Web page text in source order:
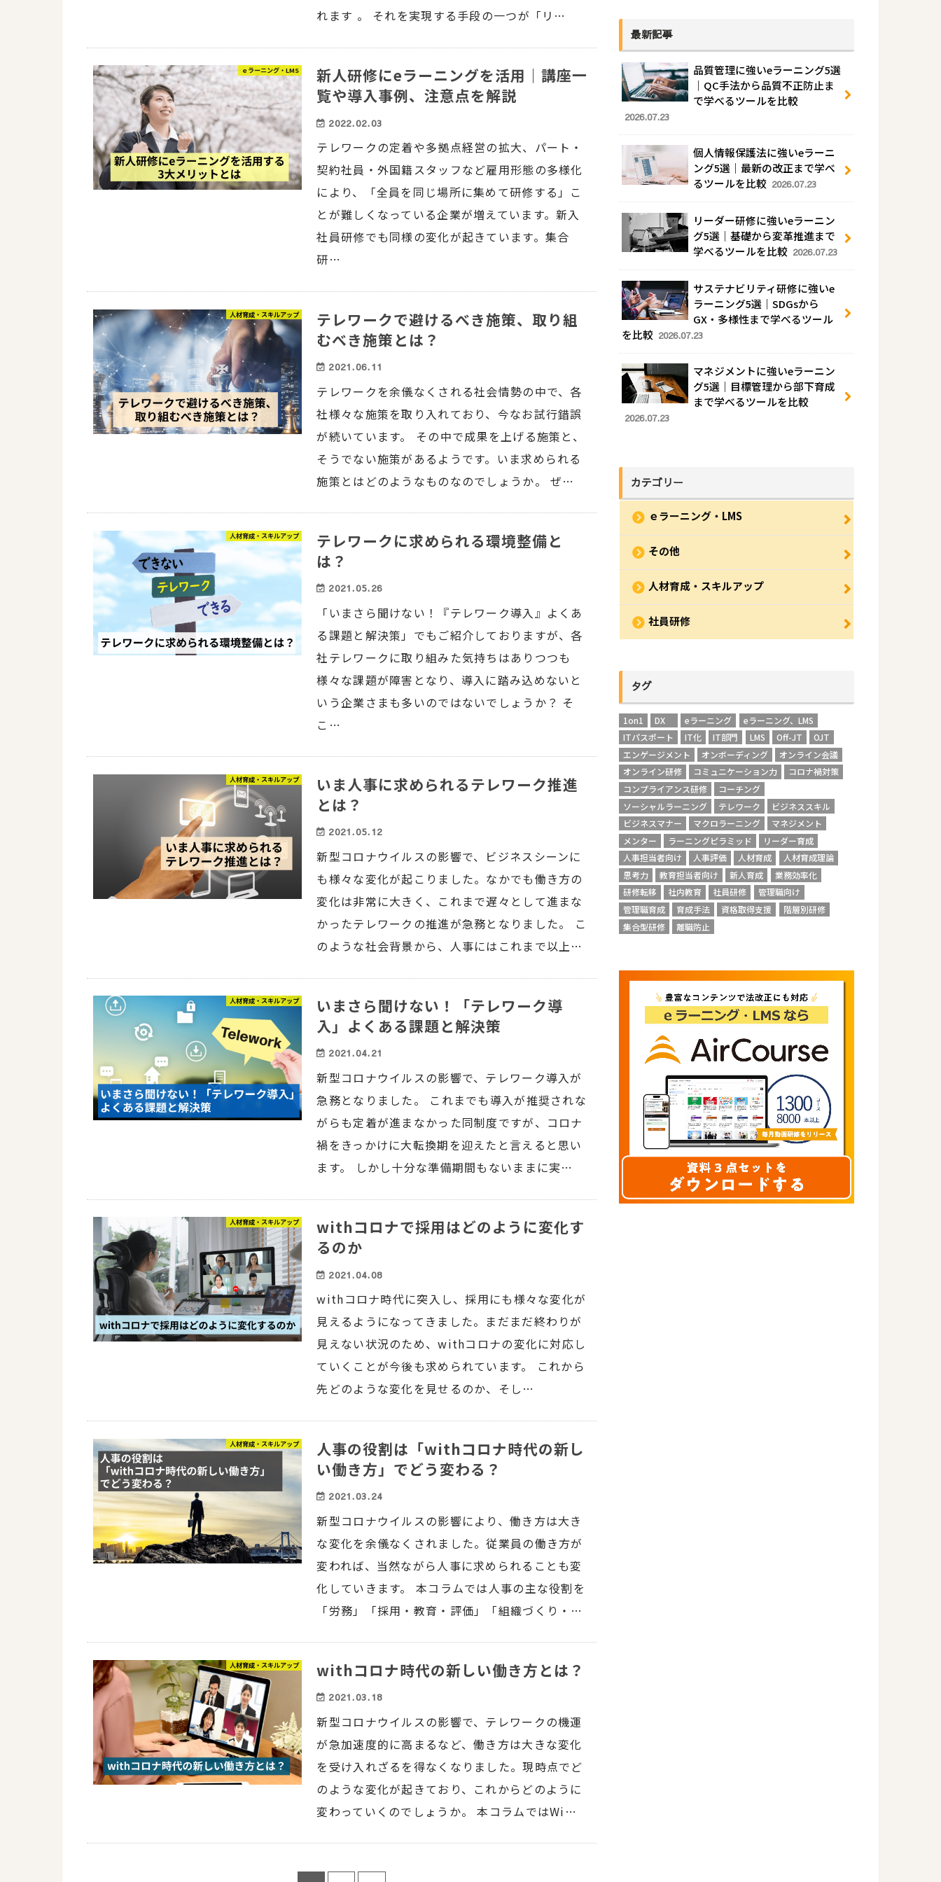
れます 。 それを実現する手段の一つが「リ…
ｅラーニング・LMS
新人研修にeラーニングを活用｜講座一
覧や導入事例、注意点を解説
2022.02.03
テレワークの定着や多拠点経営の拡大、パート・
契約社員・外国籍スタッフなど雇用形態の多様化
により、「全員を同じ場所に集めて研修する」こ
とが難しくなっている企業が増えています。新入
社員研修でも同様の変化が起きています。集合
研…
人材育成・スキルアップ
テレワークで避けるべき施策、取り組
むべき施策とは？
2021.06.11
テレワークを余儀なくされる社会情勢の中で、各
社様々な施策を取り入れており、今なお試行錯誤
が続いています。 その中で成果を上げる施策と、
そうでない施策があるようです。いま求められる
施策とはどのようなものなのでしょうか。 ぜ…
人材育成・スキルアップ
テレワークに求められる環境整備と
は？
2021.05.26
「いまさら聞けない！『テレワーク導入』よくあ
る課題と解決策」でもご紹介しておりますが、各
社テレワークに取り組みた気持ちはありつつも
様々な課題が障害となり、導入に踏み込めないと
いう企業さまも多いのではないでしょうか？ そ
こ…
人材育成・スキルアップ
いま人事に求められるテレワーク推進
とは？
2021.05.12
新型コロナウイルスの影響で、ビジネスシーンに
も様々な変化が起こりました。なかでも働き方の
変化は非常に大きく、これまで遅々として進まな
かったテレワークの推進が急務となりました。 こ
のような社会背景から、人事にはこれまで以上…
人材育成・スキルアップ
いまさら聞けない！「テレワーク導
入」よくある課題と解決策
2021.04.21
新型コロナウイルスの影響で、テレワーク導入が
急務となりました。 これまでも導入が推奨されな
がらも定着が進まなかった同制度ですが、コロナ
禍をきっかけに大転換期を迎えたと言えると思い
ます。 しかし十分な準備期間もないままに実…
人材育成・スキルアップ
withコロナで採用はどのように変化す
るのか
2021.04.08
withコロナ時代に突入し、採用にも様々な変化が
見えるようになってきました。まだまだ終わりが
見えない状況のため、withコロナの変化に対応し
ていくことが今後も求められています。 これから
先どのような変化を見せるのか、そし…
人材育成・スキルアップ
人事の役割は「withコロナ時代の新し
い働き方」でどう変わる？
2021.03.24
新型コロナウイルスの影響により、働き方は大き
な変化を余儀なくされました。従業員の働き方が
変われば、当然ながら人事に求められることも変
化していきます。 本コラムでは人事の主な役割を
「労務」「採用・教育・評価」「組織づくり・…
人材育成・スキルアップ withコロナ時代の新しい働き方とは？
2021.03.18
新型コロナウイルスの影響で、テレワークの機運
が急加速度的に高まるなど、働き方は大きな変化
を受け入れざるを得なくなりました。現時点でど
のような変化が起きており、これからどのように
変わっていくのでしょうか。 本コラムではWi…
最新記事
品質管理に強いeラーニング5選
｜QC手法から品質不正防止ま
で学べるツールを比較
2026.07.23
個人情報保護法に強いeラーニ
ング5選｜最新の改正まで学べ
るツールを比較 2026.07.23
リーダー研修に強いeラーニン
グ5選｜基礎から変革推進まで
学べるツールを比較 2026.07.23
サステナビリティ研修に強いe
ラーニング5選｜SDGsから
GX・多様性まで学べるツール
を比較 2026.07.23
マネジメントに強いeラーニン
グ5選｜目標管理から部下育成
まで学べるツールを比較
2026.07.23
カテゴリー
ｅラーニング・LMS
その他
人材育成・スキルアップ
社員研修
タグ
1on1 DX eラーニング
eラーニング、LMS
ITパスポート
IT化 IT部門 LMS Off-JT
OJT
エンゲージメント
オンボーディング
オンライン会議
オンライン研修
コミュニケーション力
コロナ禍対策
コンプライアンス研修
コーチング
ソーシャルラーニング
テレワーク
ビジネススキル
ビジネスマナー
マクロラーニング
マネジメント
メンター
ラーニングピラミッド
リーダー育成
人事担当者向け
人事評価 人材育成
人材育成理論
思考力
教育担当者向け 新人育成
業務効率化
研修転移
社内教育 社員研修
管理職向け
管理職育成
育成手法 資格取得支援
階層別研修
集合型研修
離職防止